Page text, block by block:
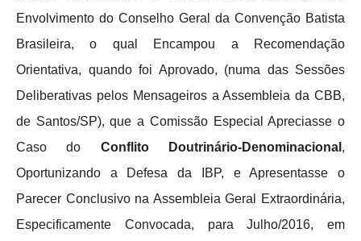
Envolvimento do Conselho Geral da Convenção Batista
Brasileira, o qual Encampou a Recomendação
Orientativa, quando foi Aprovado, (numa das Sessões
Deliberativas pelos Mensageiros a Assembleia da CBB,
de Santos/SP), que a Comissão Especial Apreciasse o
Caso do Conflito Doutrinário-Denominacional ,
Oportunizando a Defesa da IBP, e Apresentasse o
Parecer Conclusivo na Assembleia Geral Extraordinária,
Especificamente Convocada, para Julho/2016, em